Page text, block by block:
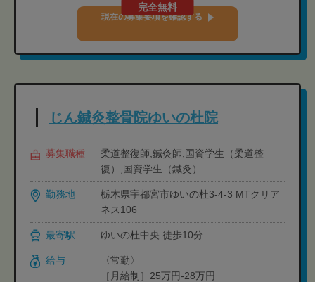
完全無料
現在の募集要項を確認する
じん鍼灸整骨院ゆいの杜院
募集職種
柔道整復師,鍼灸師,国資学生（柔道整
復）,国資学生（鍼灸）
勤務地
栃木県宇都宮市ゆいの杜3-4-3 MTクリア
ネス106
最寄駅 ゆいの杜中央 徒歩10分
給与
〈常勤〉
［月給制］25万円-28万円